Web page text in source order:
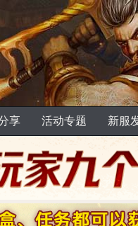
享 活动专题 新服